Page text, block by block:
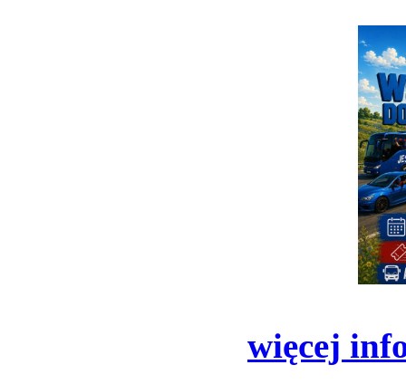
więcej